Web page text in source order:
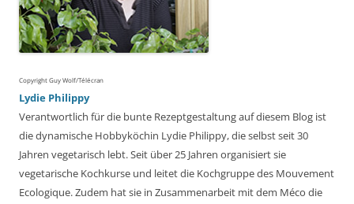
Copyright Guy Wolf/Télécran
Lydie Philippy
Verantwortlich für die bunte Rezeptgestaltung auf diesem Blog ist
die dynamische Hobbyköchin Lydie Philippy, die selbst seit 30
Jahren vegetarisch lebt. Seit über 25 Jahren organisiert sie
vegetarische Kochkurse und leitet die Kochgruppe des Mouvement
Ecologique. Zudem hat sie in Zusammenarbeit mit dem Méco die